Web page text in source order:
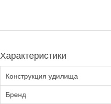
Характеристики
Конструкция удилища
Бренд